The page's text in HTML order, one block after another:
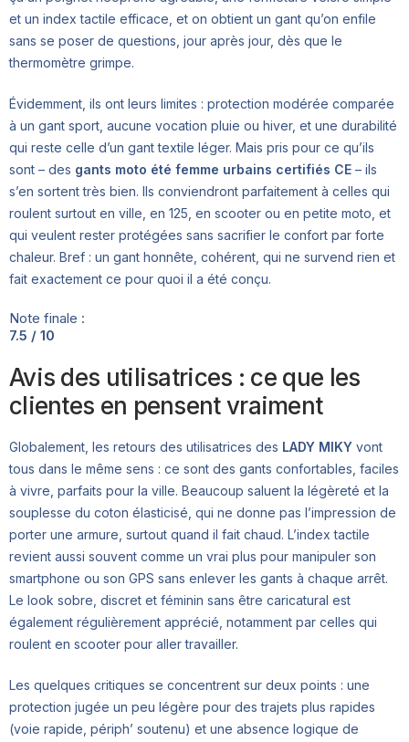
et un index tactile efficace, et on obtient un gant qu’on enfile
sans se poser de questions, jour après jour, dès que le
thermomètre grimpe.
Évidemment, ils ont leurs limites : protection modérée comparée
à un gant sport, aucune vocation pluie ou hiver, et une durabilité
qui reste celle d’un gant textile léger. Mais pris pour ce qu’ils
sont – des gants moto été femme urbains certifiés CE – ils
s’en sortent très bien. Ils conviendront parfaitement à celles qui
roulent surtout en ville, en 125, en scooter ou en petite moto, et
qui veulent rester protégées sans sacrifier le confort par forte
chaleur. Bref : un gant honnête, cohérent, qui ne survend rien et
fait exactement ce pour quoi il a été conçu.
Note finale :
7.5 / 10
Avis des utilisatrices : ce que les
clientes en pensent vraiment
Globalement, les retours des utilisatrices des LADY MIKY vont
tous dans le même sens : ce sont des gants confortables, faciles
à vivre, parfaits pour la ville. Beaucoup saluent la légèreté et la
souplesse du coton élasticisé, qui ne donne pas l’impression de
porter une armure, surtout quand il fait chaud. L’index tactile
revient aussi souvent comme un vrai plus pour manipuler son
smartphone ou son GPS sans enlever les gants à chaque arrêt.
Le look sobre, discret et féminin sans être caricatural est
également régulièrement apprécié, notamment par celles qui
roulent en scooter pour aller travailler.
Les quelques critiques se concentrent sur deux points : une
protection jugée un peu légère pour des trajets plus rapides
(voie rapide, périph’ soutenu) et une absence logique de